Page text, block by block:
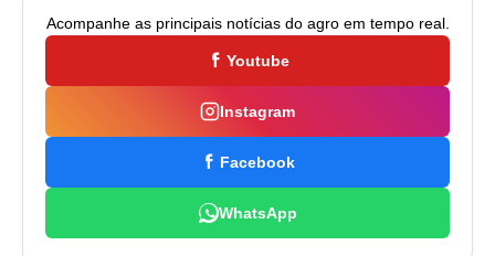
Acompanhe as principais notícias do agro em tempo real.
Youtube
Instagram
Facebook
WhatsApp